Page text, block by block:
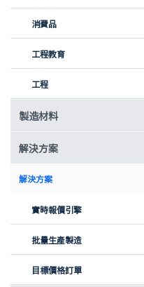
消費品
工程教育
工程
製造材料
解決方案
解決方案
實時報價引擎
批量生產製造
目標價格訂單
FaceDip 創始人 Nicole
流行的趨勢：冷水面部浸泡。
部浸入冰水中，可帶來多種護
緊毛孔並帶來清爽感。然而